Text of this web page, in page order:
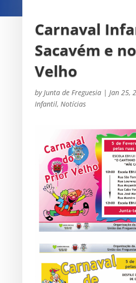
Carnaval
Sacavém e
Velho
by Junta de Freguesia| Jan 25,
Infantil, Notícias